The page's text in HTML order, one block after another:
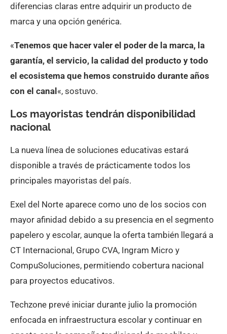
diferencias claras entre adquirir un producto de
marca y una opción genérica.
«Tenemos que hacer valer el poder de la marca, la
garantía, el servicio, la calidad del producto y todo
el ecosistema que hemos construido durante años
con el canal«, sostuvo.
Los mayoristas tendrán disponibilidad
nacional
La nueva línea de soluciones educativas estará
disponible a través de prácticamente todos los
principales mayoristas del país.
Exel del Norte aparece como uno de los socios con
mayor afinidad debido a su presencia en el segmento
papelero y escolar, aunque la oferta también llegará a
CT Internacional, Grupo CVA, Ingram Micro y
CompuSoluciones, permitiendo cobertura nacional
para proyectos educativos.
Techzone prevé iniciar durante julio la promoción
enfocada en infraestructura escolar y continuar en